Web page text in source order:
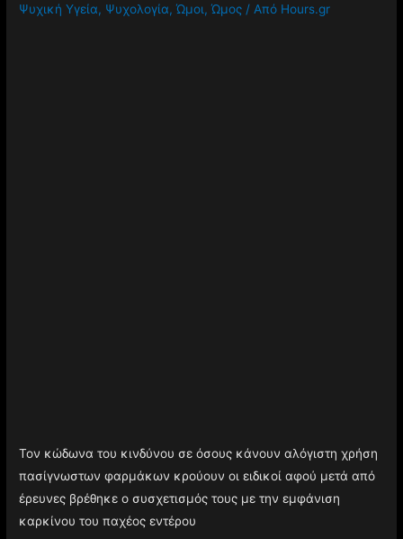
Ψυχική Υγεία, Ψυχολογία,Ώμοι,Ώμος / Από Hours.gr
Τον κώδωνα του κινδύνου σε όσους κάνουν αλόγιστη χρήση
πασίγνωστων φαρμάκων κρούουν οι ειδικοί αφού μετά από
έρευνες βρέθηκε ο συσχετισμός τους με την εμφάνιση
καρκίνου του παχέος εντέρου